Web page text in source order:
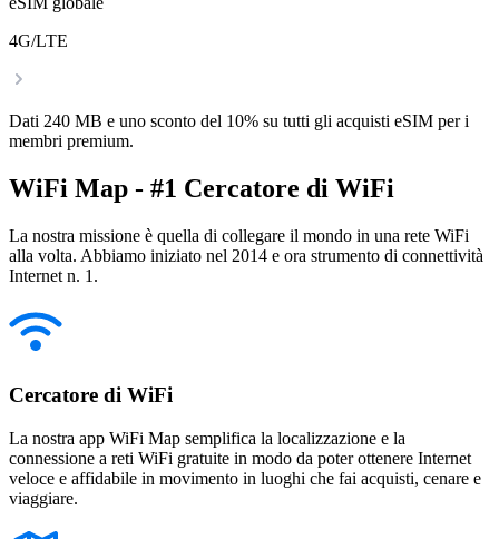
4G/LTE
Dati 240 MB e uno sconto del 10% su tutti gli acquisti eSIM per i
membri premium.
WiFi Map - #1 Cercatore di WiFi
La nostra missione è quella di collegare il mondo in una rete WiFi
alla volta. Abbiamo iniziato nel 2014 e ora strumento di connettività
Internet n. 1.
Cercatore di WiFi
La nostra app WiFi Map semplifica la localizzazione e la
connessione a reti WiFi gratuite in modo da poter ottenere Internet
veloce e affidabile in movimento in luoghi che fai acquisti, cenare e
viaggiare.